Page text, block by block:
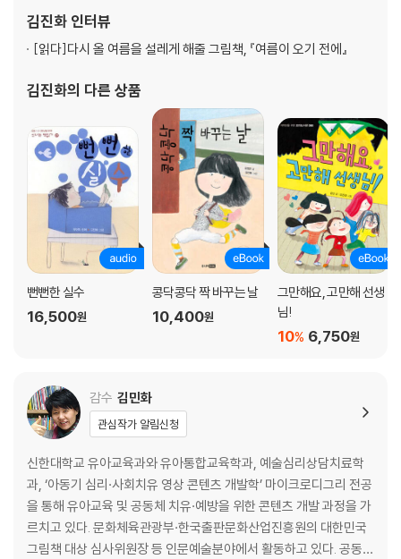
김진화 인터뷰
[읽다] 다시 올 여름을 설레게 해줄 그림책, 『여름이 오기 전에』
김진화의 다른 상품
뻔뻔한 실수
16,500원
콩닥콩닥 짝 바꾸는 날
10,400원
그만해요, 고만해 선생
님!
6,750원
10%
감수 김민화
관심작가 알림신청
신한대학교 유아교육과와 유아통합교육학과, 예술심리상담치료학
과, ‘아동기 심리·사회치유 영상 콘텐츠 개발학’ 마이크로디그리 전공
을 통해 유아교육 및 공동체 치유·예방을 위한 콘텐츠 개발 과정을 가
르치고 있다. 문화체육관광부·한국출판문화산업진흥원의 대한민국
그림책 대상 심사위원장 등 인문예술분야에서 활동하고 있다. 공동저